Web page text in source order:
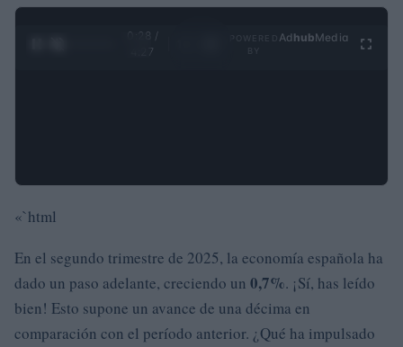
0:29 /
4:27
Ad hubMedia
«`html
En el segundo trimestre de 2025, la economía española ha
dado un paso adelante, creciendo un 0,7%. ¡Sí, has leído
bien! Esto supone un avance de una décima en
comparación con el período anterior. ¿Qué ha impulsado